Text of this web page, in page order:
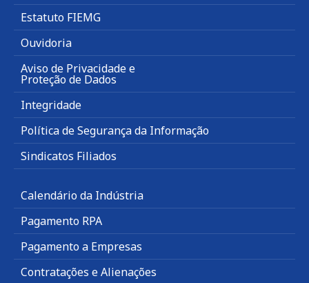
Estatuto FIEMG
Ouvidoria
Aviso de Privacidade e
Proteção de Dados
Integridade
Política de Segurança da Informação
Sindicatos Filiados
Calendário da Indústria
Pagamento RPA
Pagamento a Empresas
Contratações e Alienações